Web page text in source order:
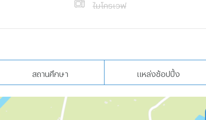
ไมโครเวฟ
สถานศึกษา แหล่งช้อปปิ้ง